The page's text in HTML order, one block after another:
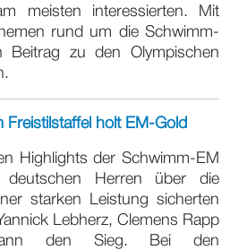
meisten interessierten. Mit
rund um die Schwimm-
Beitrag zu den Olympischen
holt EM-Gold
Highlights der Schwimm-EM
Herren über die
starken Leistung sicherten
Lebherz, Clemens Rapp
den Sieg. Bei den